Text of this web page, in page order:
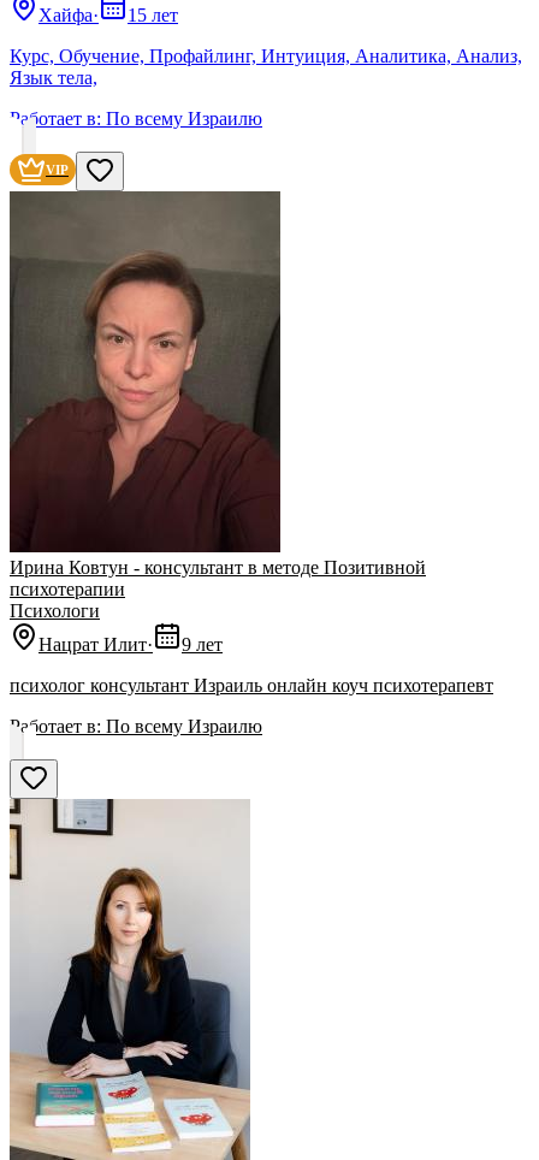
Хайфа·
15 лет
Курс, Обучение, Профайлинг, Интуиция, Аналитика, Анализ,
Язык тела,
Работает в: По всему Израилю
VIP
Ирина Ковтун - консультант в методе Позитивной
психотерапии
Психологи
Нацрат Илит·
9 лет
психолог консультант Израиль онлайн коуч психотерапевт
Работает в: По всему Израилю